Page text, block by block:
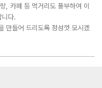
, 카페 등 먹거리도 풍부하여 이
니다.
만들어 드리도록 정성껏 모시겠